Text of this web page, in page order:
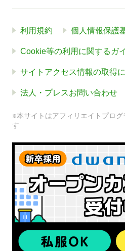
利用規約 個人情報保護
Cookie等の利用に関するガ
サイトアクセス情報の取得
法人・プレスお問い合わせ
※本サイトはアフィリエイトプロ
す